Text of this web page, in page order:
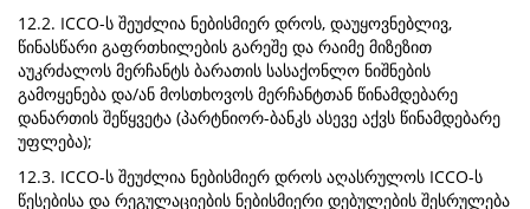
12.2. ICCO-ს შეუძლია ნებისმიერ დროს, დაუყოვნებლივ,
წინასწარი გაფრთხილების გარეშე და რაიმე მიზეზით
აუკრძალოს მერჩანტს ბარათის სასაქონლო ნიშნების
გამოყენება და/ან მოსთხოვოს მერჩანტთან წინამდებარე
დანართის შეწყვეტა (პარტნიორ-ბანკს ასევე აქვს წინამდებარე
უფლება);
12.3. ICCO-ს შეუძლია ნებისმიერ დროს აღასრულოს ICCO-ს
წესებისა და რეგულაციების ნებისმიერი დებულების შესრულება